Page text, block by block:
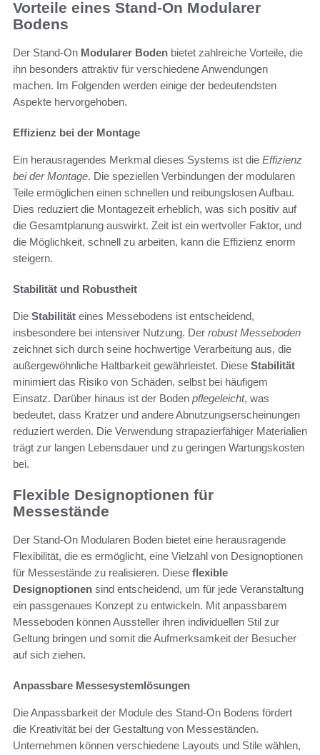
Vorteile eines Stand-On Modularer
Bodens
Der Stand-On Modularer Boden bietet zahlreiche Vorteile, die
ihn besonders attraktiv für verschiedene Anwendungen
machen. Im Folgenden werden einige der bedeutendsten
Aspekte hervorgehoben.
Effizienz bei der Montage
Ein herausragendes Merkmal dieses Systems ist die Effizienz
bei der Montage. Die speziellen Verbindungen der modularen
Teile ermöglichen einen schnellen und reibungslosen Aufbau.
Dies reduziert die Montagezeit erheblich, was sich positiv auf
die Gesamtplanung auswirkt. Zeit ist ein wertvoller Faktor, und
die Möglichkeit, schnell zu arbeiten, kann die Effizienz enorm
steigern.
Stabilität und Robustheit
Die Stabilität eines Messebodens ist entscheidend,
insbesondere bei intensiver Nutzung. Der robust Messeboden
zeichnet sich durch seine hochwertige Verarbeitung aus, die
außergewöhnliche Haltbarkeit gewährleistet. Diese Stabilität
minimiert das Risiko von Schäden, selbst bei häufigem
Einsatz. Darüber hinaus ist der Boden pflegeleicht, was
bedeutet, dass Kratzer und andere Abnutzungserscheinungen
reduziert werden. Die Verwendung strapazierfähiger Materialien
trägt zur langen Lebensdauer und zu geringen Wartungskosten
bei.
Flexible Designoptionen für
Messestände
Der Stand-On Modularen Boden bietet eine herausragende
Flexibilität, die es ermöglicht, eine Vielzahl von Designoptionen
für Messestände zu realisieren. Diese flexible
Designoptionen sind entscheidend, um für jede Veranstaltung
ein passgenaues Konzept zu entwickeln. Mit anpassbarem
Messeboden können Aussteller ihren individuellen Stil zur
Geltung bringen und somit die Aufmerksamkeit der Besucher
auf sich ziehen.
Anpassbare Messesystemlösungen
Die Anpassbarkeit der Module des Stand-On Bodens fördert
die Kreativität bei der Gestaltung von Messeständen.
Unternehmen können verschiedene Layouts und Stile wählen,